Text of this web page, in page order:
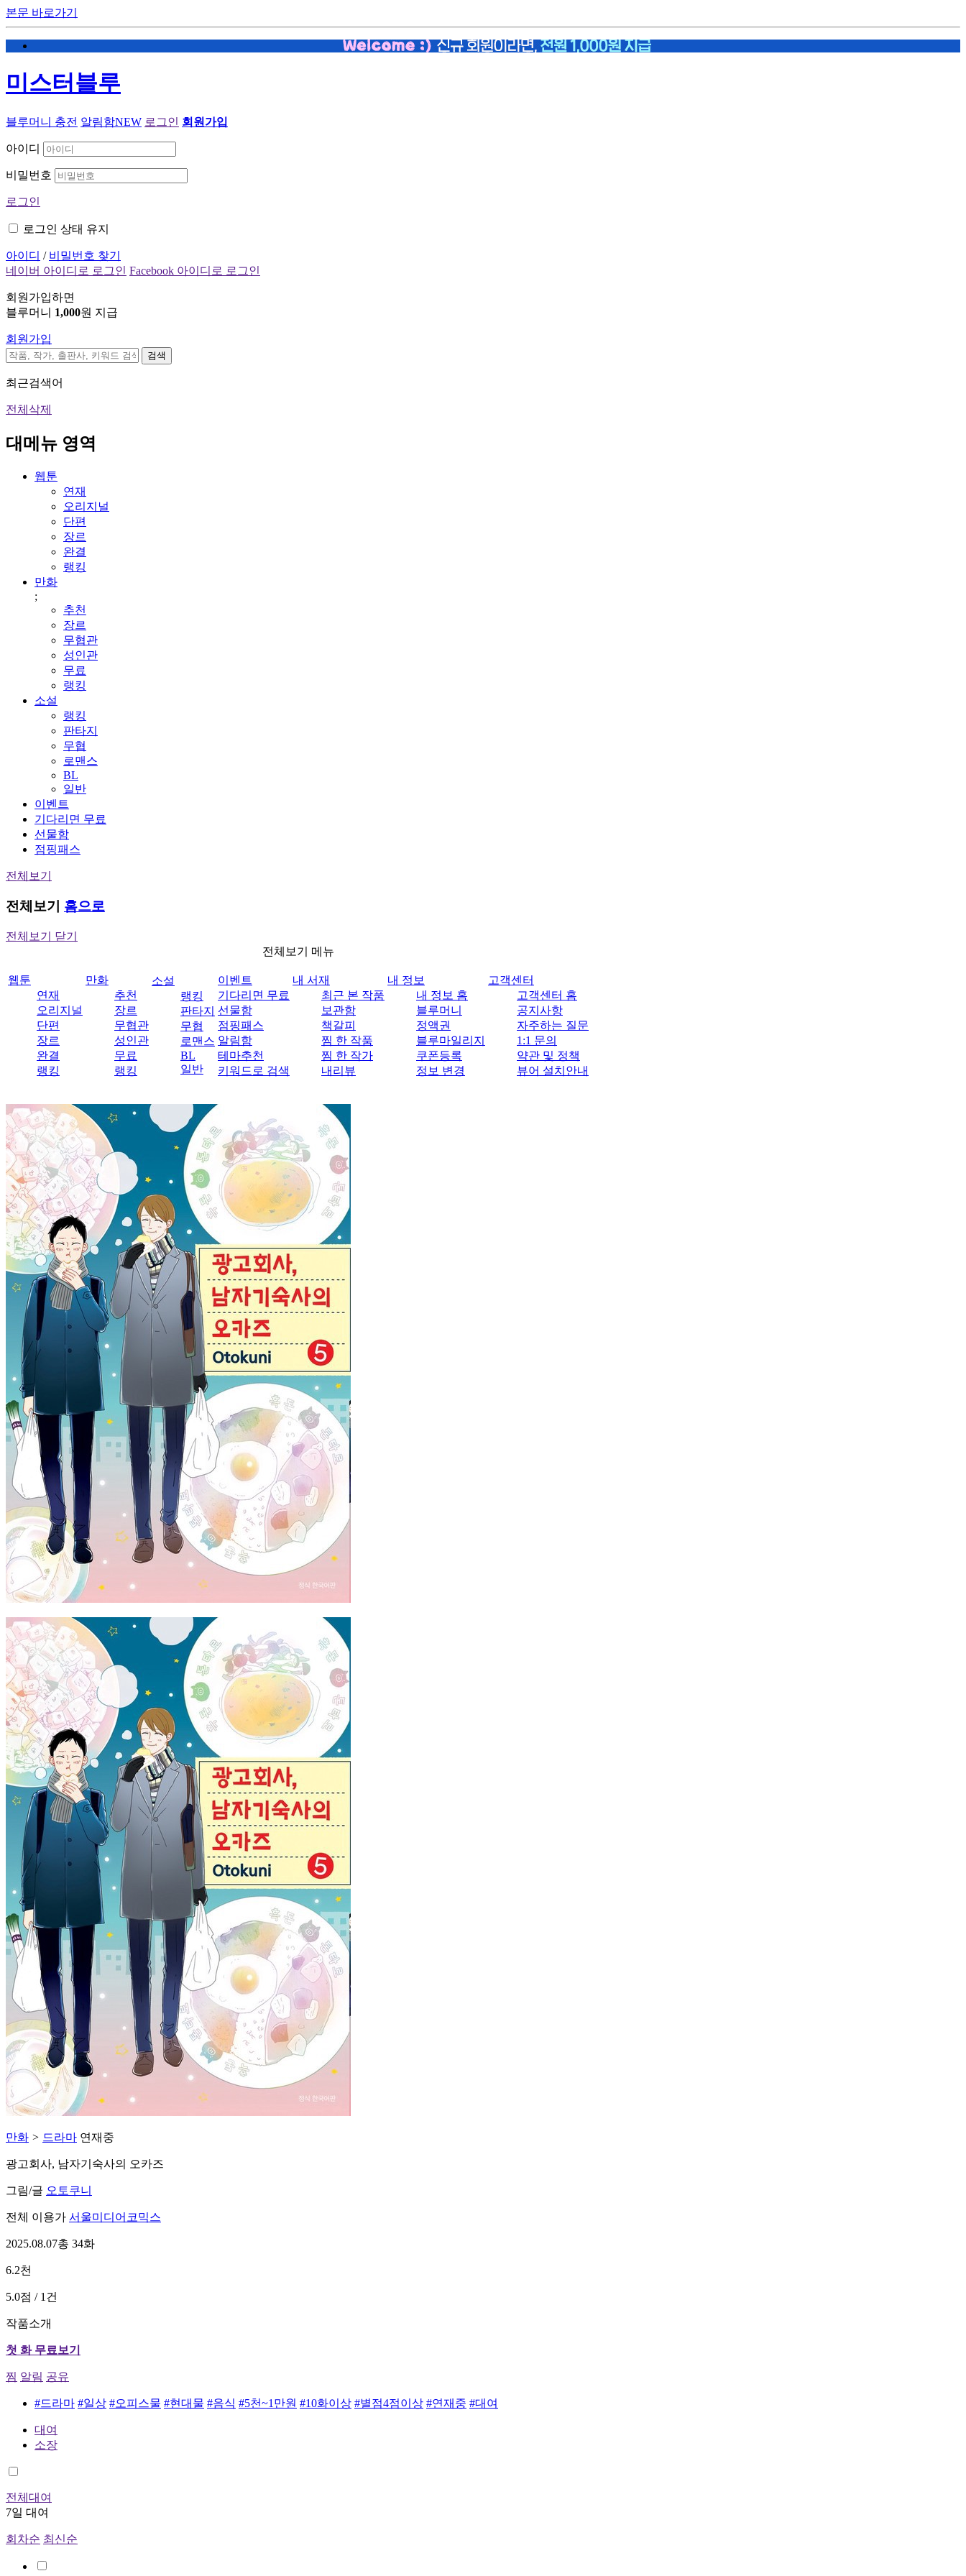
본문 바로가기
미스터블루
블루머니 충전 알림함NEW 로그인 회원가입
아이디
비밀번호
로그인
로그인 상태 유지
아이디 / 비밀번호 찾기
네이버 아이디로 로그인 Facebook 아이디로 로그인
회원가입하면
블루머니 1,000원 지급
회원가입
검색
최근검색어
전체삭제
대메뉴 영역
웹툰
연재
오리지널
단편
장르
완결
랭킹
만화
;
추천
장르
무협관
성인관
무료
랭킹
소설
랭킹
판타지
무협
로맨스
BL
일반
이벤트
기다리면 무료
선물함
점핑패스
전체보기
전체보기 홈으로
전체보기 닫기
전체보기 메뉴
웹툰
연재
오리지널
단편
장르
완결
랭킹
만화
추천
장르
무협관
성인관
무료
랭킹
소설
랭킹
판타지
무협
로맨스
BL
일반
이벤트
기다리면 무료
선물함
점핑패스
알림함
테마추천
키워드로 검색
내 서재
최근 본 작품
보관함
책갈피
찜 한 작품
찜 한 작가
내리뷰
내 정보
내 정보 홈
블루머니
정액권
블루마일리지
쿠폰등록
정보 변경
고객센터
고객센터 홈
공지사항
자주하는 질문
1:1 문의
약관 및 정책
뷰어 설치안내
만화 > 드라마 연재중
광고회사, 남자기숙사의 오카즈
그림/글 오토쿠니
전체 이용가 서울미디어코믹스
2025.08.07총 34화
6.2천
5.0점 / 1건
작품소개
첫 화 무료보기
찜 알림 공유
#드라마 #일상 #오피스물 #현대물 #음식 #5천~1만원 #10화이상 #별점4점이상 #연재중 #대여
대여
소장
전체대여
7일 대여
회차순 최신순